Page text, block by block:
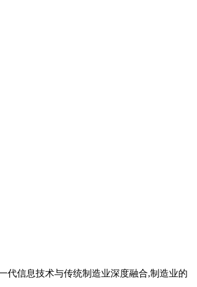
代信息技术与传统制造业深度融合,制造业的